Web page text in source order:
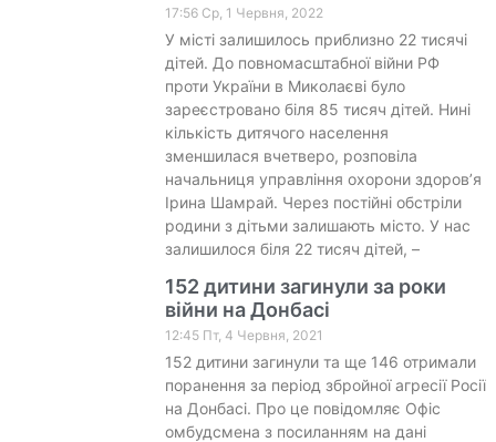
17:56 Ср, 1 Червня, 2022
У місті залишилось приблизно 22 тисячі
дітей. До повномасштабної війни РФ
проти України в Миколаєві було
зареєстровано біля 85 тисяч дітей. Нині
кількість дитячого населення
зменшилася вчетверо, розповіла
начальниця управління охорони здоров’я
Ірина Шамрай. Через постійні обстріли
родини з дітьми залишають місто. У нас
залишилося біля 22 тисяч дітей, –
152 дитини загинули за роки
війни на Донбасі
12:45 Пт, 4 Червня, 2021
152 дитини загинули та ще 146 отримали
поранення за період збройної агресії Росії
на Донбасі. Про це повідомляє Офіс
омбудсмена з посиланням на дані